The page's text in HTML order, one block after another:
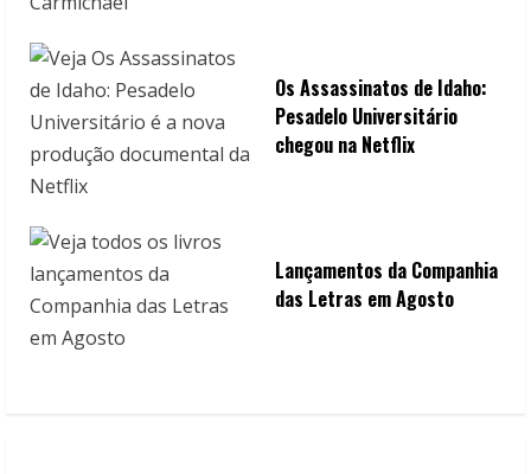
Os Assassinatos de Idaho:
Pesadelo Universitário
chegou na Netflix
Lançamentos da Companhia
das Letras em Agosto